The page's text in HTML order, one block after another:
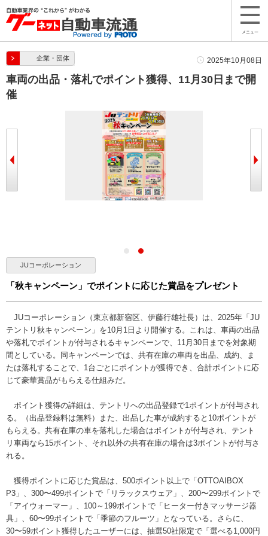
メニュー
企業・団体 2025年10月08日
車両の出品・落札でポイント獲得、11月30日まで開
催
JUコーポレーション
「秋キャンペーン」でポイントに応じた賞品をプレゼント
JUコーポレーション（東京都新宿区、伊藤行雄社長）は、2025年「JU
テントリ秋キャンペーン」を10月1日より開催する。これは、車両の出品
や落札でポイントが付与されるキャンペーンで、11月30日までを対象期
間としている。同キャンペーンでは、共有在庫の車両を出品、成約、ま
たは落札することで、1台ごとにポイントが獲得でき、合計ポイントに応
じて豪華賞品がもらえる仕組みだ。
ポイント獲得の詳細は、テントリへの出品登録で1ポイントが付与され
る。（出品登録料は無料）また、出品した車が成約すると10ポイントが
もらえる。共有在庫の車を落札した場合はポイントが付与され、テント
リ車両なら15ポイント、それ以外の共有在庫の場合は3ポイントが付与さ
れる。
獲得ポイントに応じた賞品は、500ポイント以上で「OTTOAIBOX
P3」、300〜499ポイントで「リラックスウェア」、200〜299ポイントで
「アイウォーマー」、100～199ポイントで「ヒーター付きマッサージ器
具」、60〜99ポイントで「季節のフルーツ」となっている。さらに、
30〜59ポイント獲得したユーザーには、抽選50社限定で「選べる1,000円